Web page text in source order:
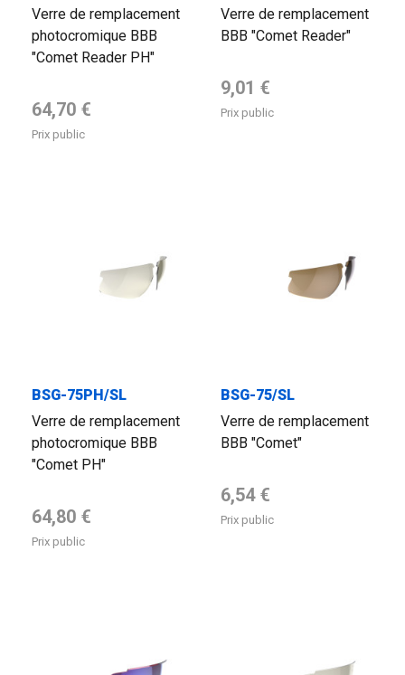
Verre de remplacement
photocromique BBB
"Comet Reader PH"
Prix de base
64,70 €
Prix public
Verre de remplacement
BBB "Comet Reader"
Prix de base
9,01 €
Prix public
BSG-75PH/SL
Verre de remplacement
photocromique BBB
"Comet PH"
Prix de base
64,80 €
Prix public
BSG-75/SL
Verre de remplacement
BBB "Comet"
Prix de base
6,54 €
Prix public